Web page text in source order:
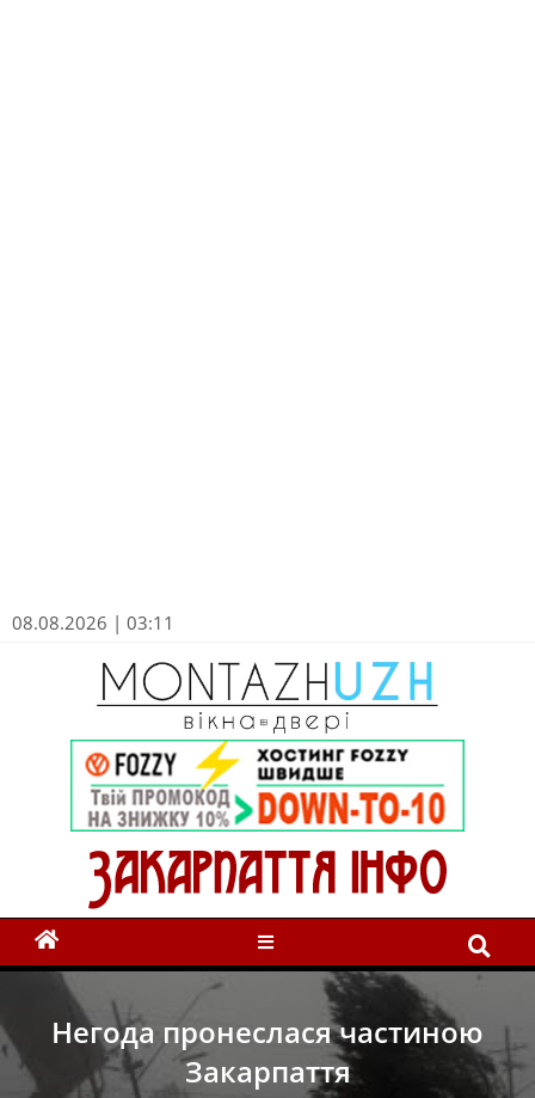
08.08.2026 | 03:11
Негода пронеслася частиною
Закарпаття